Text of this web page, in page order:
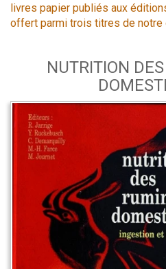
livres papier publiés aux
offert parmi trois titres de notre
NUTRITION